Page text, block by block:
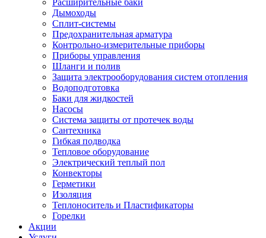
Расширительные баки
Дымоходы
Сплит-системы
Предохранительная арматура
Контрольно-измерительные приборы
Приборы управления
Шланги и полив
Защита электрооборудования систем отопления
Водоподготовка
Баки для жидкостей
Насосы
Система защиты от протечек воды
Сантехника
Гибкая подводка
Тепловое оборудование
Электрический теплый пол
Конвекторы
Герметики
Изоляция
Теплоноситель и Пластификаторы
Горелки
Акции